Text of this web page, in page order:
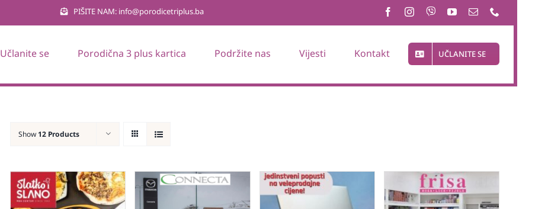
PIŠITE NAM: info@porodicetriplus.ba
Učlanite se Porodična 3 plus kartica Podržite nas Vijesti Kontakt UČLANITE SE
Show 12 Products